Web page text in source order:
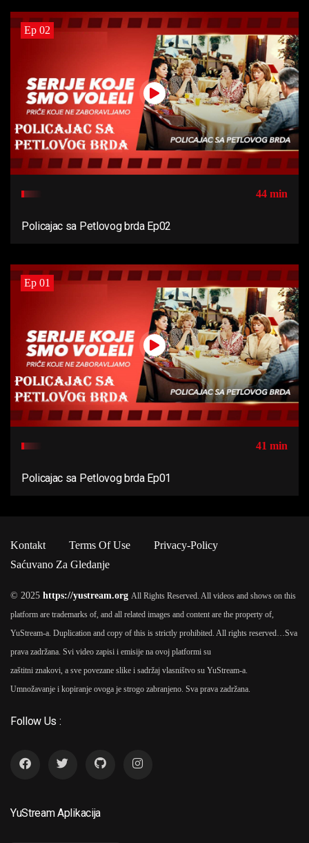
Ep 02
44 min
Policajac sa Petlovog brda Ep02
Ep 01
41 min
Policajac sa Petlovog brda Ep01
Kontakt Terms Of Use
Privacy-Policy
Saćuvano Za Gledanje
© 2025 https://yustream.org All Rights Reserved. All videos and shows on this
platform are trademarks of, and all related images and content are the property of,
YuStream-a. Duplication and copy of this is strictly prohibited. All rights reserved… Sva
prava zadržana. Svi video zapisi i emisije na ovoj platformi su
zaštitni znakovi, a sve povezane slike i sadržaj vlasništvo su YuStream-a.
Umnožavanje i kopiranje ovoga je strogo zabranjeno. Sva prava zadržana.
Follow Us :
YuStream Aplikacija